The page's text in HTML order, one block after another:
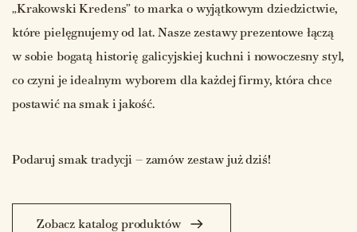
„Krakowski Kredens” to marka o wyjątkowym dziedzictwie,
które pielęgnujemy od lat. Nasze zestawy prezentowe łączą
w sobie bogatą historię galicyjskiej kuchni i nowoczesny styl,
co czyni je idealnym wyborem dla każdej firmy, która chce
postawić na smak i jakość.
Podaruj smak tradycji – zamów zestaw już dziś!
Zobacz katalog produktów